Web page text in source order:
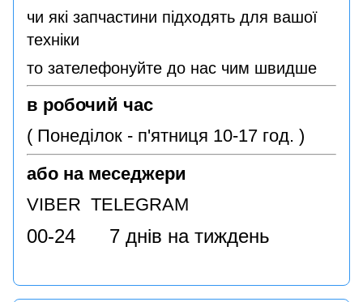
чи які запчастини підходять для вашої
техніки
то зателефонуйте до нас чим швидше
в робочий час
( Понеділок - п'ятниця 10-17 год. )
або на меседжери
VIBER TELEGRAM
00-24 7 днів на тиждень